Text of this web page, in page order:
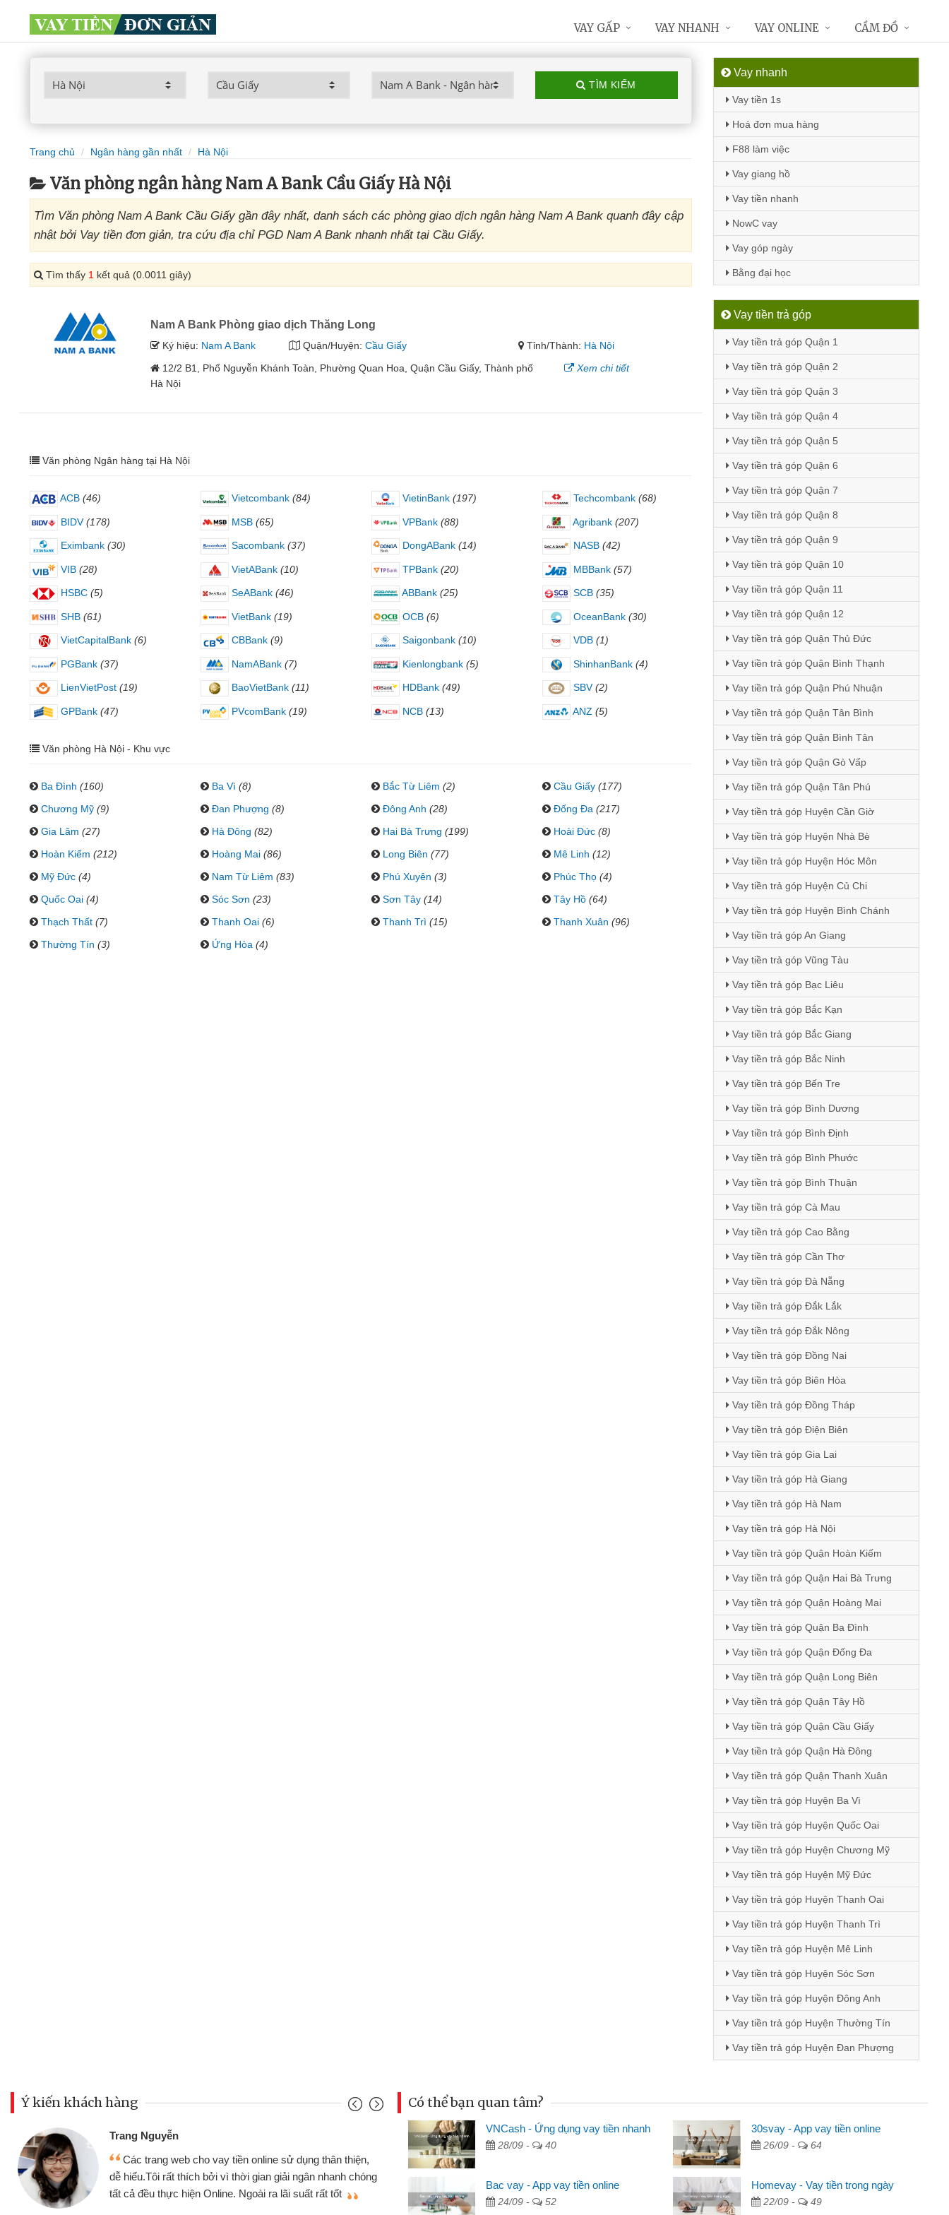
TÌM KIẾM
Trang chủ Ngân hàng gần nhất Hà Nội
Văn phòng ngân hàng Nam A Bank Cầu Giấy Hà Nội
Tìm Văn phòng Nam A Bank Cầu Giấy gần đây nhất, danh sách các phòng giao dịch ngân hàng Nam A Bank quanh đây cập
nhật bởi Vay tiền đơn giản, tra cứu địa chỉ PGD Nam A Bank nhanh nhất tại Cầu Giấy.
Tìm thấy 1 kết quả (0.0011 giây)
Nam A Bank Phòng giao dịch Thăng Long
Ký hiệu: Nam A Bank Quận/Huyện: Cầu Giấy Tỉnh/Thành: Hà Nội
12/2 B1, Phố Nguyễn Khánh Toàn, Phường Quan Hoa, Quận Cầu Giấy, Thành phố
Hà Nội
Xem chi tiết
Văn phòng Ngân hàng tại Hà Nội
ACB (46) Vietcombank (84) VietinBank (197) Techcombank (68)
BIDV (178) MSB (65) VPBank (88) Agribank (207)
Eximbank (30) Sacombank (37) DongABank (14) NASB (42)
VIB (28) VietABank (10) TPBank (20) MBBank (57)
HSBC (5) SeABank (46) ABBank (25) SCB (35)
SHB (61) VietBank (19) OCB (6) OceanBank (30)
VietCapitalBank (6) CBBank (9) Saigonbank (10) VDB (1)
PGBank (37) NamABank (7) Kienlongbank (5) ShinhanBank (4)
LienVietPost (19) BaoVietBank (11) HDBank (49) SBV (2)
GPBank (47) PVcomBank (19) NCB (13) ANZ (5)
Văn phòng Hà Nội - Khu vực
Ba Đình (160) Ba Vì (8) Bắc Từ Liêm (2) Cầu Giấy (177)
Chương Mỹ (9) Đan Phượng (8) Đông Anh (28) Đống Đa (217)
Gia Lâm (27) Hà Đông (82) Hai Bà Trưng (199) Hoài Đức (8)
Hoàn Kiếm (212) Hoàng Mai (86) Long Biên (77) Mê Linh (12)
Mỹ Đức (4) Nam Từ Liêm (83) Phú Xuyên (3) Phúc Thọ (4)
Quốc Oai (4) Sóc Sơn (23) Sơn Tây (14) Tây Hồ (64)
Thạch Thất (7) Thanh Oai (6) Thanh Trì (15) Thanh Xuân (96)
Thường Tín (3) Ứng Hòa (4)
Vay nhanh
Vay tiền 1s
Hoá đơn mua hàng
F88 làm việc
Vay giang hồ
Vay tiền nhanh
NowC vay
Vay góp ngày
Bằng đại học
Vay tiền trả góp
Vay tiền trả góp Quận 1
Vay tiền trả góp Quận 2
Vay tiền trả góp Quận 3
Vay tiền trả góp Quận 4
Vay tiền trả góp Quận 5
Vay tiền trả góp Quận 6
Vay tiền trả góp Quận 7
Vay tiền trả góp Quận 8
Vay tiền trả góp Quận 9
Vay tiền trả góp Quận 10
Vay tiền trả góp Quận 11
Vay tiền trả góp Quận 12
Vay tiền trả góp Quận Thủ Đức
Vay tiền trả góp Quận Bình Thạnh
Vay tiền trả góp Quận Phú Nhuận
Vay tiền trả góp Quận Tân Bình
Vay tiền trả góp Quận Bình Tân
Vay tiền trả góp Quận Gò Vấp
Vay tiền trả góp Quận Tân Phú
Vay tiền trả góp Huyện Cần Giờ
Vay tiền trả góp Huyện Nhà Bè
Vay tiền trả góp Huyện Hóc Môn
Vay tiền trả góp Huyện Củ Chi
Vay tiền trả góp Huyện Bình Chánh
Vay tiền trả góp An Giang
Vay tiền trả góp Vũng Tàu
Vay tiền trả góp Bạc Liêu
Vay tiền trả góp Bắc Kạn
Vay tiền trả góp Bắc Giang
Vay tiền trả góp Bắc Ninh
Vay tiền trả góp Bến Tre
Vay tiền trả góp Bình Dương
Vay tiền trả góp Bình Định
Vay tiền trả góp Bình Phước
Vay tiền trả góp Bình Thuận
Vay tiền trả góp Cà Mau
Vay tiền trả góp Cao Bằng
Vay tiền trả góp Cần Thơ
Vay tiền trả góp Đà Nẵng
Vay tiền trả góp Đắk Lắk
Vay tiền trả góp Đắk Nông
Vay tiền trả góp Đồng Nai
Vay tiền trả góp Biên Hòa
Vay tiền trả góp Đồng Tháp
Vay tiền trả góp Điện Biên
Vay tiền trả góp Gia Lai
Vay tiền trả góp Hà Giang
Vay tiền trả góp Hà Nam
Vay tiền trả góp Hà Nội
Vay tiền trả góp Quận Hoàn Kiếm
Vay tiền trả góp Quận Hai Bà Trưng
Vay tiền trả góp Quận Hoàng Mai
Vay tiền trả góp Quận Ba Đình
Vay tiền trả góp Quận Đống Đa
Vay tiền trả góp Quận Long Biên
Vay tiền trả góp Quận Tây Hồ
Vay tiền trả góp Quận Cầu Giấy
Vay tiền trả góp Quận Hà Đông
Vay tiền trả góp Quận Thanh Xuân
Vay tiền trả góp Huyện Ba Vì
Vay tiền trả góp Huyện Quốc Oai
Vay tiền trả góp Huyện Chương Mỹ
Vay tiền trả góp Huyện Mỹ Đức
Vay tiền trả góp Huyện Thanh Oai
Vay tiền trả góp Huyện Thanh Trì
Vay tiền trả góp Huyện Mê Linh
Vay tiền trả góp Huyện Sóc Sơn
Vay tiền trả góp Huyện Đông Anh
Vay tiền trả góp Huyện Thường Tín
Vay tiền trả góp Huyện Đan Phượng
VAY GẤP VAY NHANH VAY ONLINE CẦM ĐỒ
Ý kiến khách hàng
thân thiện,
chóng
tốt
Đoàn Hữu Cảnh
Mình cần tiền gấp nên định cầm cố chiếc xe wave
nhưng thật may đã có gói vay tiền bằng CMND online
không cần gặp mặt nên rất tiện lợi, sẽ giới thiệu cho bạn
Mai Lan - Sinh viên
Tôi biết đến thông qua quảng cáo trên facebook. Tôi là
sinh viên nên cần đóng tiền nhà, sinh nhật bạn bè, mà đọc
thấy thủ tục nhanh gọn nên tôi quyết định vay
Có thể bạn quan tâm?
VNCash - Ứng dụng vay tiền nhanh
28/09 - 40
30svay - App vay tiền online
26/09 - 64
Bac vay - App vay tiền online
24/09 - 52
Homevay - Vay tiền trong ngày
22/09 - 49